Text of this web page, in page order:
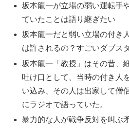
坂本龍一が立場の弱い運転手
ていたことは語り継ぎたい
坂本龍一だと弱い立場の付き
は許されるの？すごいダブス
坂本龍一「教授」はその昔、
吐け口として、当時の付き人
い込み、その人は出家して僧
にラジオで語っていた。
暴力的な人が戦争反対を叫ぶ